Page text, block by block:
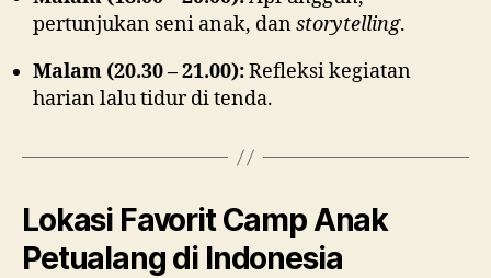
pertunjukan seni anak, danstorytelling.
Malam (20.30 – 21.00):Refleksi kegiatan
harian lalu tidur di tenda.
Lokasi Favorit Camp Anak
Petualang di Indonesia